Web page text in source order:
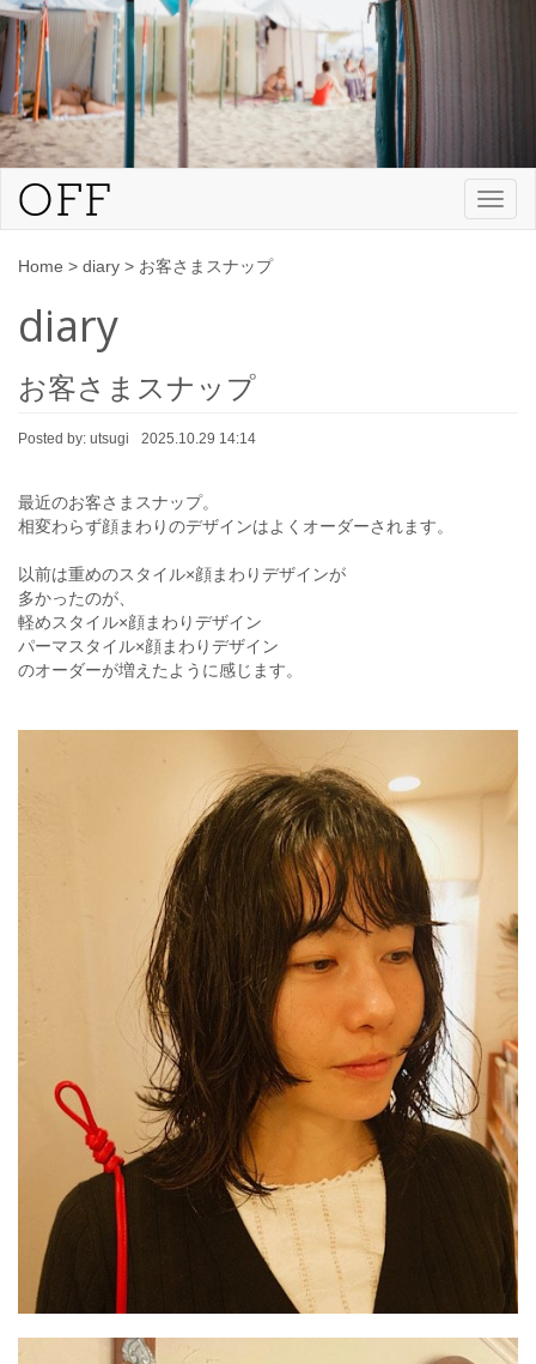
Home > diary > お客さまスナップ
diary
お客さまスナップ
Posted by: utsugi 2025.10.29 14:14
最近のお客さまスナップ。
相変わらず顔まわりのデザインはよくオーダーされます。
以前は重めのスタイル×顔まわりデザインが
多かったのが、
軽めスタイル×顔まわりデザイン
パーマスタイル×顔まわりデザイン
のオーダーが増えたように感じます。